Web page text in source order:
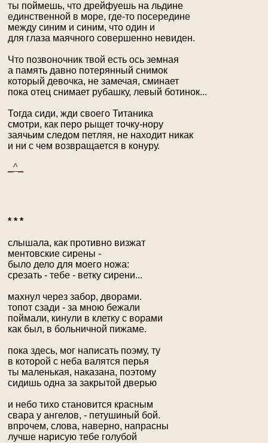
ты поймешь, что дрейфуешь на льдине
единственной в море, где-то посередине
между синим и синим, что один и
для глаза маячного совершенно невиден.
Что позвоночник твой есть ось земная
а память давно потерянный снимок
который девочка, не замечая, сминает
пока отец снимает рубашку, левый ботинок...
Тогда сиди, жди своего Титаника
смотри, как перо рыщет точку-нору
заячьим следом петляя, не находит никак
и ни с чем возвращается в конуру.
_^_
* * *
слышала, как противно визжат
ментовские сирены -
было дело для моего ножа:
срезать - тебе - ветку сирени...
махнул через забор, дворами.
топот сзади - за мною бежали
поймали, кинули в клетку с ворами
как был, в больничной пижаме.
пока здесь, мог написать поэму, ту
в которой с неба валятся перья
ты маленькая, наказана, поэтому
сидишь одна за закрытой дверью
и небо тихо становится красным
свара у ангелов, - петушиный бой.
впрочем, слова, наверно, напрасны
лучше нарисую тебе голубой